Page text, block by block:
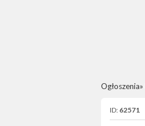
Ogłoszenia
ID: 62571